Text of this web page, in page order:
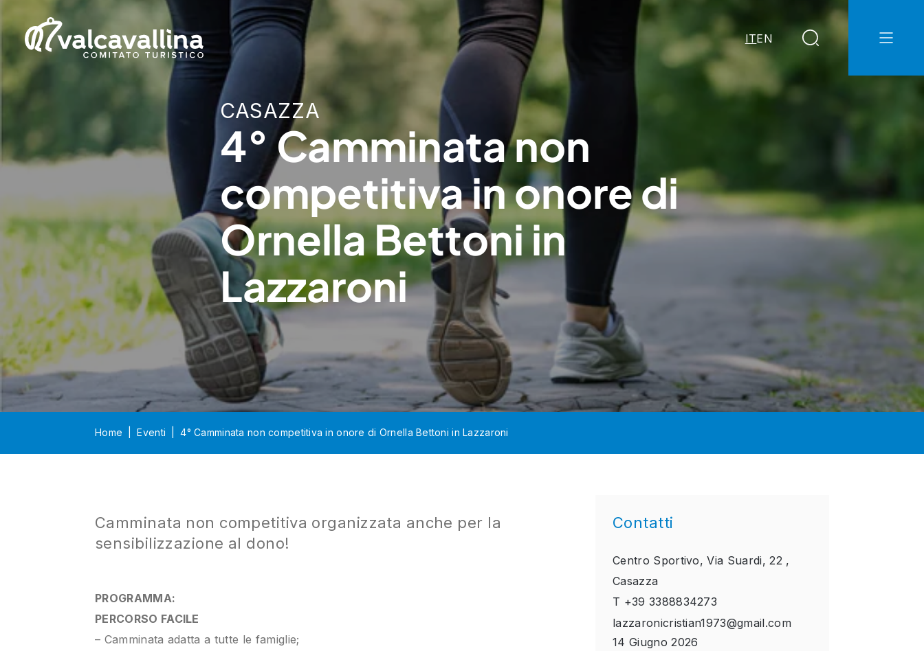
ITEN
CASAZZA
4° Camminata non
competitiva in onore di
Ornella Bettoni in
Lazzaroni
Home Eventi 4° Camminata non competitiva in onore di Ornella Bettoni in Lazzaroni
Camminata non competitiva organizzata anche per la
sensibilizzazione al dono!
PROGRAMMA:
PERCORSO FACILE
– Camminata adatta a tutte le famiglie;
Contatti
Centro Sportivo, Via Suardi, 22 ,
Casazza
T +39 3388834273
lazzaronicristian1973@gmail.com
14 Giugno 2026